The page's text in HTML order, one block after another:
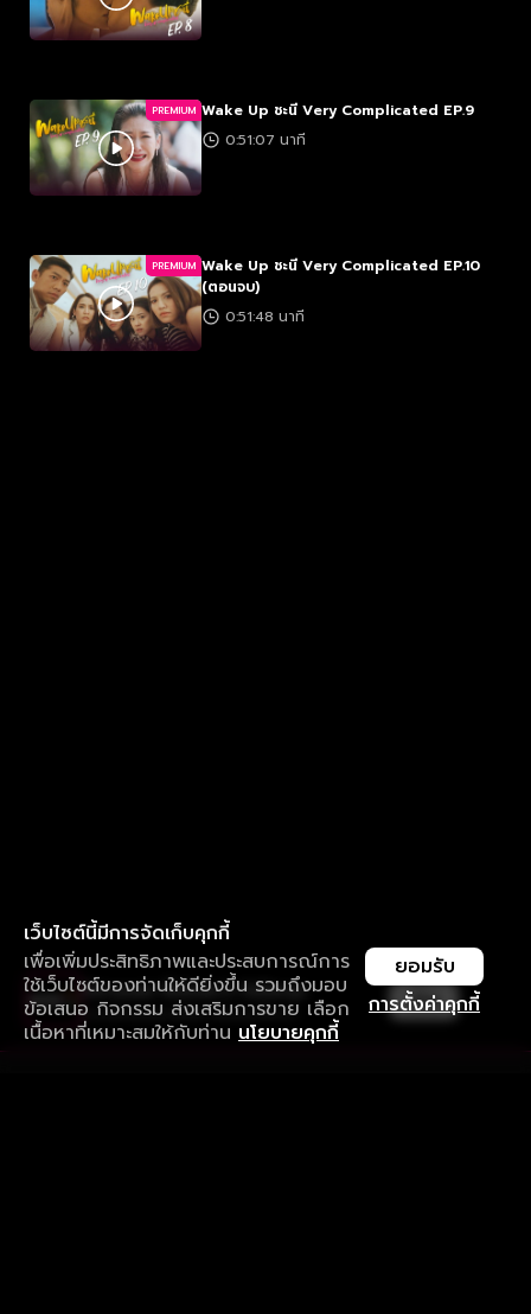
PREMIUM Wake Up ชะนี Very Complicated EP.9
0:51:07 นาที
PREMIUM Wake Up ชะนี Very Complicated EP.10
(ตอนจบ)
0:51:48 นาที
เว็บไซต์นี้มีการจัดเก็บคุกกี้
เพื่อเพิ่มประสิทธิภาพและประสบการณ์การ
ใช้เว็บไซต์ของท่านให้ดียิ่งขึ้น รวมถึงมอบ
ข้อเสนอ กิจกรรม ส่งเสริมการขาย เลือก
เนื้อหาที่เหมาะสมให้กับท่าน นโยบายคุกกี้
การตั้งค่าคุกกี้
ยอมรับ
ใช้งานแอป ลื่นไหลกว่า ไม่มีสะดุด
ดาวน์โหลดแอปเพื่อการรับชมที่ดีกว่า เปิด